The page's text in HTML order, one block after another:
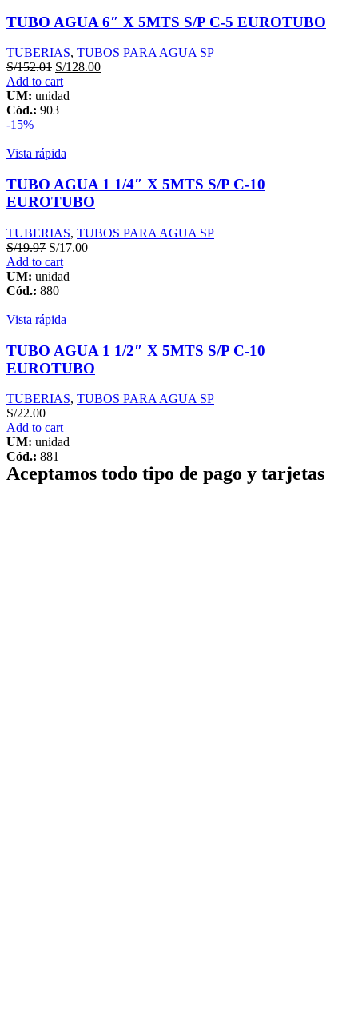
TUBO AGUA 6″ X 5MTS S/P C-5 EUROTUBO
TUBERIAS, TUBOS PARA AGUA SP
S/152.01 S/128.00
Add to cart
UM: unidad
Cód.: 903
-15%
Vista rápida
TUBO AGUA 1 1/4″ X 5MTS S/P C-10
EUROTUBO
TUBERIAS, TUBOS PARA AGUA SP
S/19.97 S/17.00
Add to cart
UM: unidad
Cód.: 880
Vista rápida
TUBO AGUA 1 1/2″ X 5MTS S/P C-10
EUROTUBO
TUBERIAS, TUBOS PARA AGUA SP
S/22.00
Add to cart
UM: unidad
Cód.: 881
Aceptamos todo tipo de pago y tarjetas